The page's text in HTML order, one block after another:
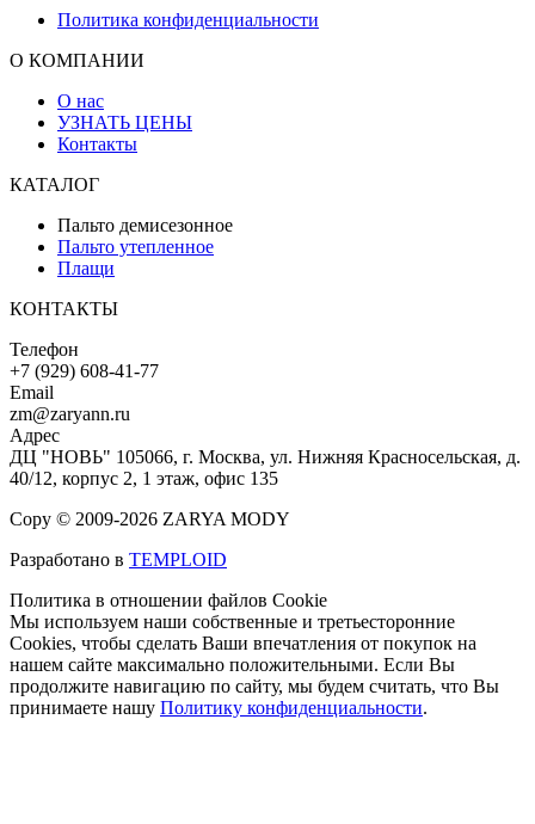
Политика конфиденциальности
О КОМПАНИИ
О нас
УЗНАТЬ ЦЕНЫ
Контакты
КАТАЛОГ
Пальто демисезонное
Пальто утепленное
Плащи
КОНТАКТЫ
Телефон
+7 (929) 608-41-77
Email
zm@zaryann.ru
Адрес
ДЦ "НОВЬ" 105066, г. Москва, ул. Нижняя Красносельская, д.
40/12, корпус 2, 1 этаж, офис 135
Copy © 2009-2026 ZARYA MODY
Разработано в TEMPLOID
Политика в отношении файлов Cookie
Мы используем наши собственные и третьесторонние
Cookies, чтобы сделать Ваши впечатления от покупок на
нашем сайте максимально положительными. Если Вы
продолжите навигацию по сайту, мы будем считать, что Вы
принимаете нашу Политику конфиденциальности.